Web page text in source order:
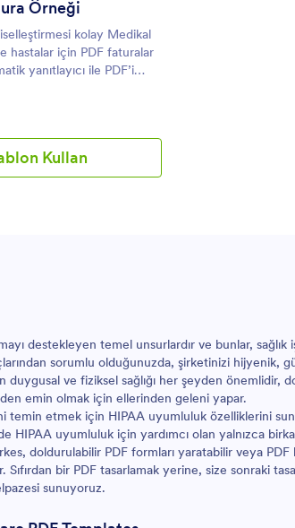
Örneği
kolay Medikal
hastalar için PDF faturalar
yanıtlayıcı ile PDF’i
olarak gönderin.
Kullan
destekleyen temel unsurlardır ve bunlar, sağlık iş
sorumlu olduğunuzda, şirketinizi hijyenik,
ve fiziksel sağlığı her şeyden önemlidir,
emin olmak için ellerinden geleni yapar.
temin etmek için HIPAA uyumluluk özelliklerini
uyumluluk için yardımcı olan yalnızca
doldurulabilir PDF formları yaratabilir veya
bir PDF tasarlamak yerine, size sonraki
sunuyoruz.